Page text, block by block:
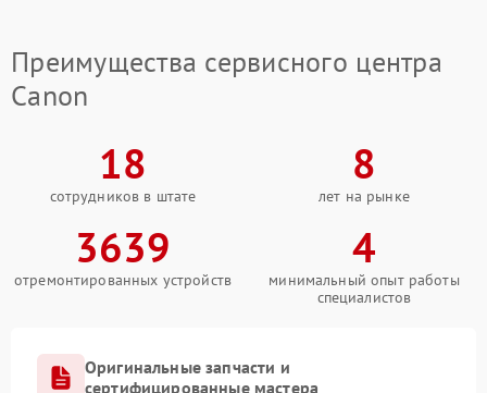
Преимущества сервисного центра
Canon
18
сотрудников в штате
8
лет на рынке
3639
отремонтированных устройств
4
минимальный опыт работы
специалистов
Оригинальные запчасти и
сертифицированные мастера